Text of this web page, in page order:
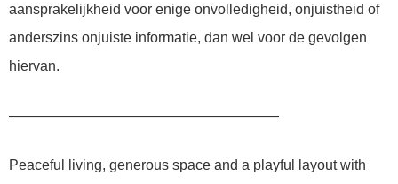
aansprakelijkheid voor enige onvolledigheid, onjuistheid of
anderszins onjuiste informatie, dan wel voor de gevolgen
hiervan.
———————————————————
Peaceful living, generous space and a playful layout with